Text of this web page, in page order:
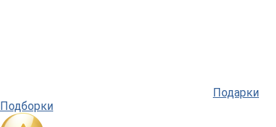
Подарки
Подборки